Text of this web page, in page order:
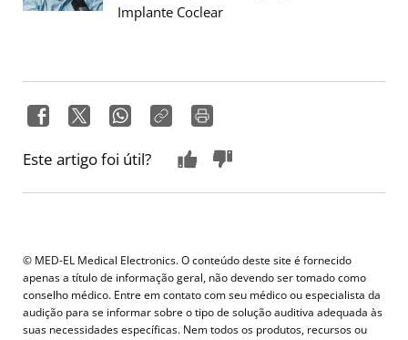
Implante Coclear
Este artigo foi útil?
© MED-EL Medical Electronics. O conteúdo deste site é fornecido
apenas a título de informação geral, não devendo ser tomado como
conselho médico. Entre em contato com seu médico ou especialista da
audição para se informar sobre o tipo de solução auditiva adequada às
suas necessidades específicas. Nem todos os produtos, recursos ou